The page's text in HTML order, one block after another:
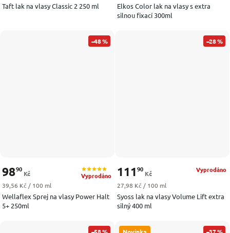
Taft lak na vlasy Classic 2 250 ml
Elkos Color lak na vlasy s extra
silnou fixací 300ml
–48 %
Wellaflex Sprej na vlasy Power Halt
5+ 250ml
Vyprodáno
9890
Kč
Měrná cena:
39,56 Kč / 100 ml
–28 %
Syoss lak na vlasy Volume Lift extra
silný 400 ml
Vyprodáno
111 90
Kč
Měrná cena:
27,98 Kč / 100 ml